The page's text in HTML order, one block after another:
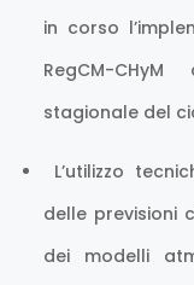
in corso
RegCM-
stagionale del
L’utilizzo
delle previsioni
dei modelli